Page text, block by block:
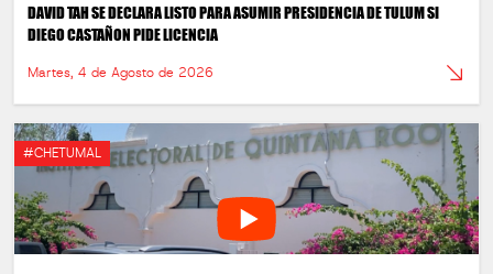
DAVID TAH SE DECLARA LISTO PARA ASUMIR PRESIDENCIA DE TULUM SI
DIEGO CASTAÑON PIDE LICENCIA
Martes, 4 de Agosto de 2026
#CHETUMAL